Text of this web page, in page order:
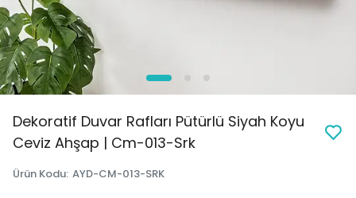
Dekoratif Duvar Rafları Pütürlü Siyah Koyu
Ceviz Ahşap | Cm-013-Srk
Ürün Kodu: AYD-CM-013-SRK